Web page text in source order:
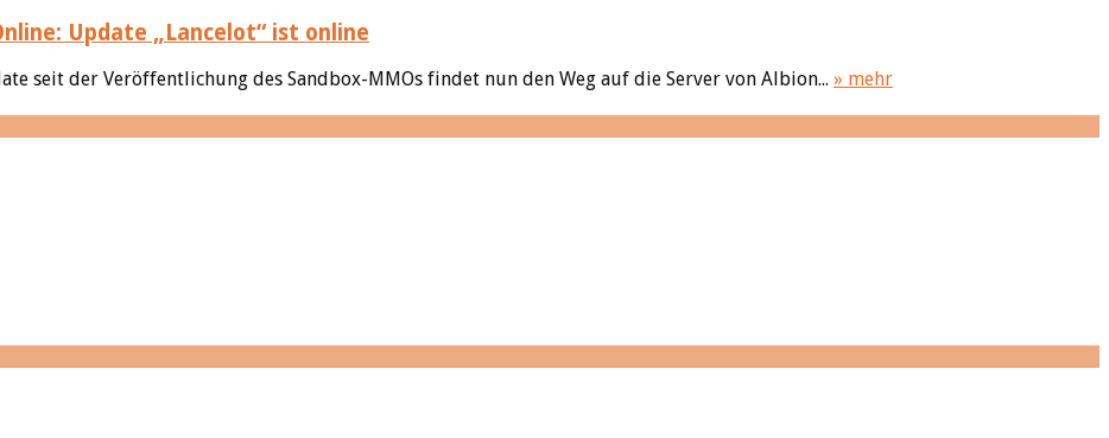
Update „Lancelot“ ist online
seit der Veröffentlichung des Sandbox-MMOs findet nun den Weg auf die Server von Albion... » mehr